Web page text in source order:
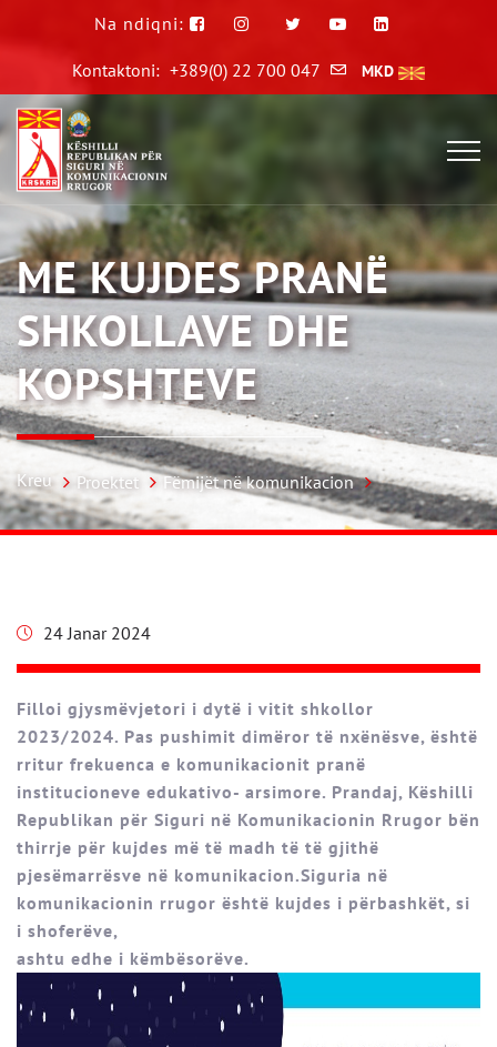
Na ndiqni:
Kontaktoni: +389(0) 22 700 047 MKD
ME KUJDES PRANË
SHKOLLAVE DHE
KOPSHTEVE
Kreu Proektet Fëmijët në komunikacion
24 Janar 2024
Filloi gjysmëvjetori i dytë i vitit shkollor
2023/2024. Pas pushimit dimëror të nxënësve, është
rritur frekuenca e komunikacionit pranë
institucioneve edukativo- arsimore. Prandaj, Këshilli
Republikan për Siguri në Komunikacionin Rrugor bën
thirrje për kujdes më të madh të të gjithë
pjesëmarrësve në komunikacion.Siguria në
komunikacionin rrugor është kujdes i përbashkët, si
i shoferëve,
ashtu edhe i këmbësorëve.